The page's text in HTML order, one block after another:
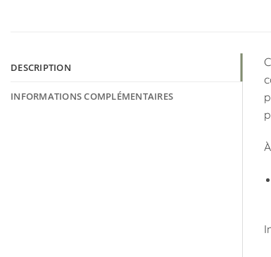
DESCRIPTION
INFORMATIONS COMPLÉMENTAIRES